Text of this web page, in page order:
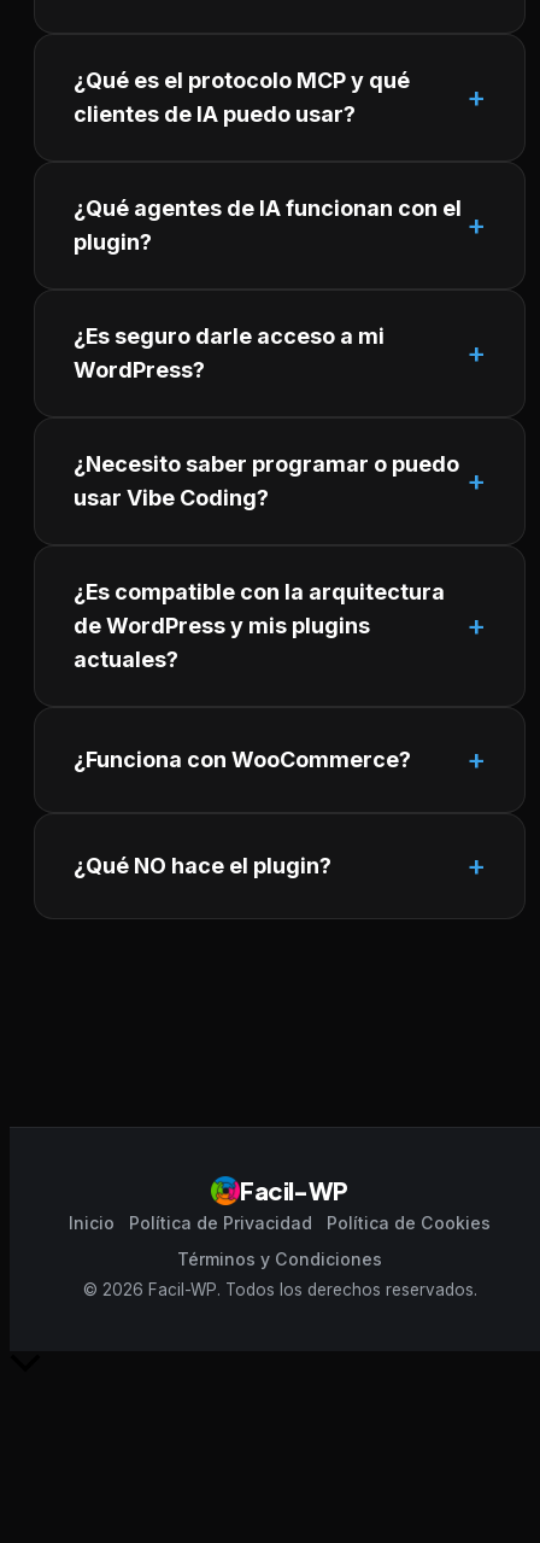
¿Qué es el protocolo MCP y qué
clientes de IA puedo usar?
¿Qué agentes de IA funcionan con el
plugin?
¿Es seguro darle acceso a mi
WordPress?
¿Necesito saber programar o puedo
usar Vibe Coding?
¿Es compatible con la arquitectura
de WordPress y mis plugins
actuales?
¿Funciona con WooCommerce?
¿Qué NO hace el plugin?
Facil-WP
Inicio Política de Privacidad
Política de Cookies
Términos y Condiciones
© 2026 Facil-WP. Todos los derechos reservados.